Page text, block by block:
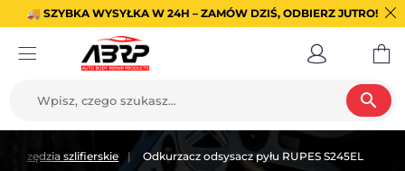
🚚 SZYBKA WYSYŁKA W 24H – ZAMÓW DZIŚ, ODBIERZ JUTRO!
search
i narzędzia szlifierskie Odkurzacz odsysacz pyłu RUPES S245EL